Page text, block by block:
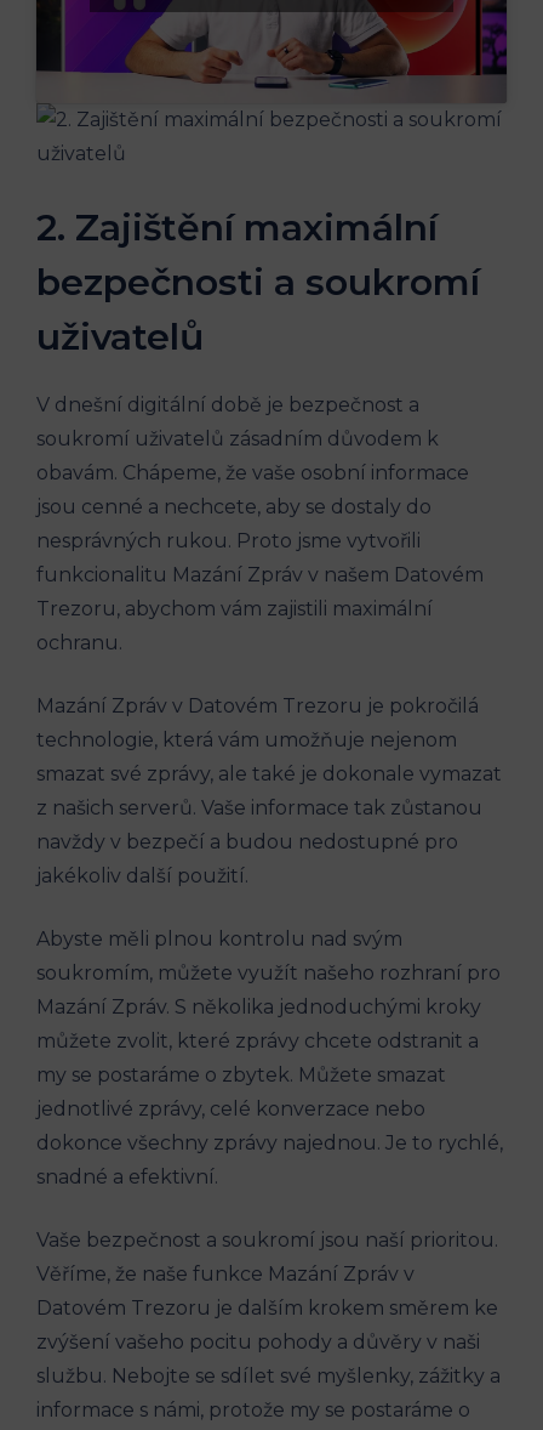
2. Zajištění maximální
bezpečnosti a soukromí
uživatelů
V dnešní digitální době je bezpečnost a
soukromí uživatelů zásadním důvodem k
obavám. Chápeme, že vaše osobní informace
jsou cenné a nechcete, aby se dostaly do
nesprávných rukou. Proto jsme vytvořili
funkcionalitu Mazání Zpráv v našem Datovém
Trezoru, abychom vám zajistili maximální
ochranu.
Mazání Zpráv v Datovém Trezoru je pokročilá
technologie, která vám umožňuje nejenom
smazat své zprávy, ale také je dokonale vymazat
z našich serverů. Vaše informace tak zůstanou
navždy v bezpečí a budou nedostupné pro
jakékoliv další použití.
Abyste měli plnou kontrolu nad svým
soukromím, můžete využít našeho rozhraní pro
Mazání Zpráv. S několika jednoduchými kroky
můžete zvolit, které zprávy chcete odstranit a
my se postaráme o zbytek. Můžete smazat
jednotlivé zprávy, celé konverzace nebo
dokonce všechny zprávy najednou. Je to rychlé,
snadné a efektivní.
Vaše bezpečnost a soukromí jsou naší prioritou.
Věříme, že naše funkce Mazání Zpráv v
Datovém Trezoru je dalším krokem směrem ke
zvýšení vašeho pocitu pohody a důvěry v naši
službu. Nebojte se sdílet své myšlenky, zážitky a
informace s námi, protože my se postaráme o